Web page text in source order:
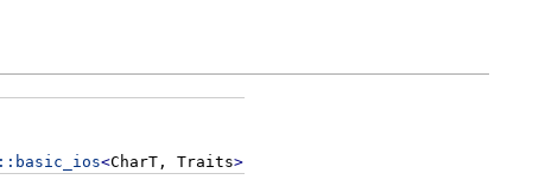
basic_ios<CharT, Traits>